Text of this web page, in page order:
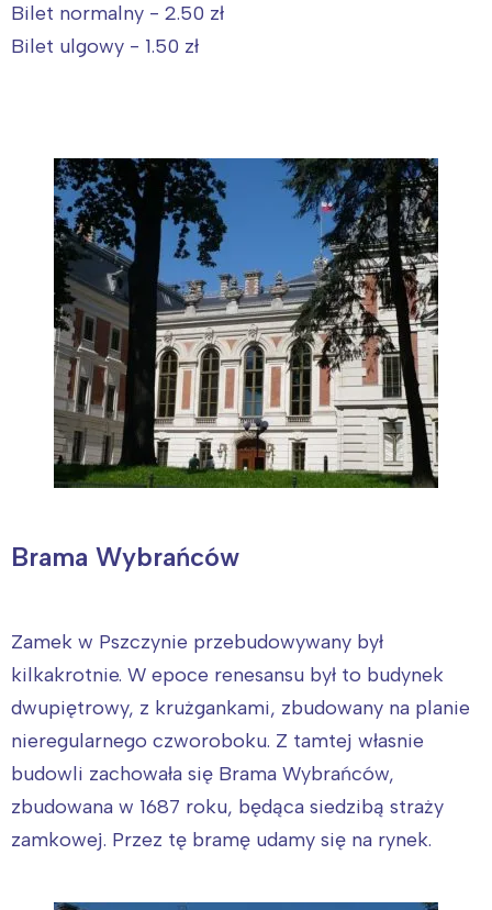
Bilet normalny - 2.50 zł
Bilet ulgowy - 1.50 zł
Brama Wybrańców
Zamek w Pszczynie przebudowywany był
kilkakrotnie. W epoce renesansu był to budynek
dwupiętrowy, z krużgankami, zbudowany na planie
nieregularnego czworoboku. Z tamtej własnie
budowli zachowała się Brama Wybrańców,
zbudowana w 1687 roku, będąca siedzibą straży
zamkowej. Przez tę bramę udamy się na rynek.